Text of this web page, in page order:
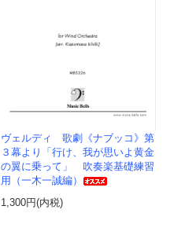
ヴェルディ 歌劇《ナブッコ》第
３幕より「行け、我が思いよ黄金
の翼に乗って」 吹奏楽基礎練習
用（一木一誠編）
1,300円(内税)